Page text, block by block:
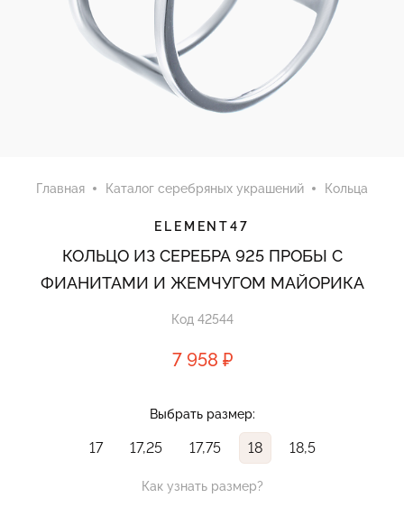
Главная Каталог серебряных украшений Кольца
ELEMENT47
КОЛЬЦО ИЗ СЕРЕБРА 925 ПРОБЫ С
ФИАНИТАМИ И ЖЕМЧУГОМ МАЙОРИКА
Код 42544
7 958 ₽
Выбрать размер:
17 17,25 17,75 18 18,5
Как узнать размер?